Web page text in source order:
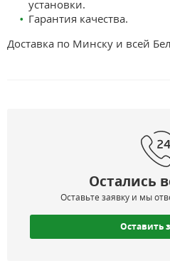
установки.
Гарантия качества.
Доставка по Минску и всей
Остались
Оставьте заявку и мы
Оставить